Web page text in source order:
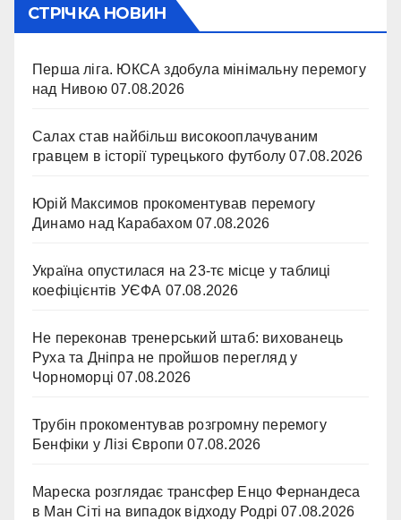
СТРІЧКА НОВИН
Перша ліга. ЮКСА здобула мінімальну перемогу
над Нивою 07.08.2026
Салах став найбільш високооплачуваним
гравцем в історії турецького футболу 07.08.2026
Юрій Максимов прокоментував перемогу
Динамо над Карабахом 07.08.2026
Україна опустилася на 23-тє місце у таблиці
коефіцієнтів УЄФА 07.08.2026
Не переконав тренерський штаб: вихованець
Руха та Дніпра не пройшов перегляд у
Чорноморці 07.08.2026
Трубін прокоментував розгромну перемогу
Бенфіки у Лізі Європи 07.08.2026
Мареска розглядає трансфер Енцо Фернандеса
в Ман Сіті на випадок відходу Родрі 07.08.2026